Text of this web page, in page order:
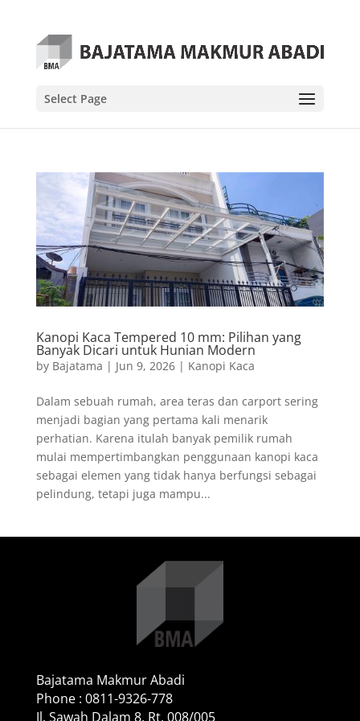
Select Page
Kanopi Kaca Tempered 10 mm: Pilihan yang
Banyak Dicari untuk Hunian Modern
by Bajatama | Jun 9, 2026| Kanopi Kaca
Dalam sebuah rumah, area teras dan carport sering
menjadi bagian yang pertama kali menarik
perhatian. Karena itulah banyak pemilik rumah
mulai mempertimbangkan penggunaan kanopi kaca
sebagai elemen yang tidak hanya berfungsi sebagai
pelindung, tetapi juga mampu...
Bajatama Makmur Abadi
Phone : 0811-9326-778
Jl. Sawah Dalam 8, Rt. 008/005